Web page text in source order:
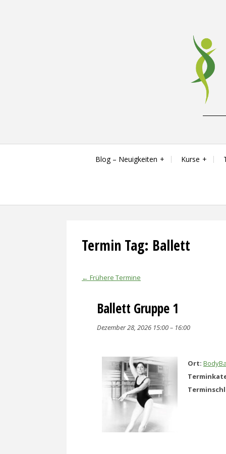
Blog – Neuigkeiten Kurse
Termin Tag: Ballett
← Frühere Termine
Ballett Gruppe 1
Dezember 28, 2026 15:00– 16:00
Ort: